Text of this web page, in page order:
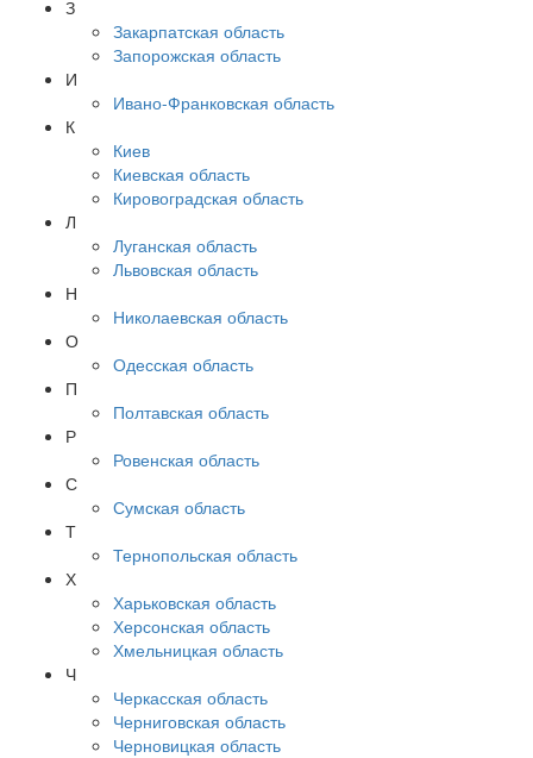
З
Закарпатская область
Запорожская область
И
Ивано-Франковская область
К
Киев
Киевская область
Кировоградская область
Л
Луганская область
Львовская область
Н
Николаевская область
О
Одесская область
П
Полтавская область
Р
Ровенская область
С
Сумская область
Т
Тернопольская область
Х
Харьковская область
Херсонская область
Хмельницкая область
Ч
Черкасская область
Черниговская область
Черновицкая область